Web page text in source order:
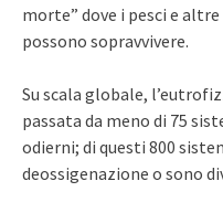
morte” dove i pesci e
possono sopravvivere.
Su scala globale,
passata da meno di 75
odierni; di questi 800
deossigenazione o sono